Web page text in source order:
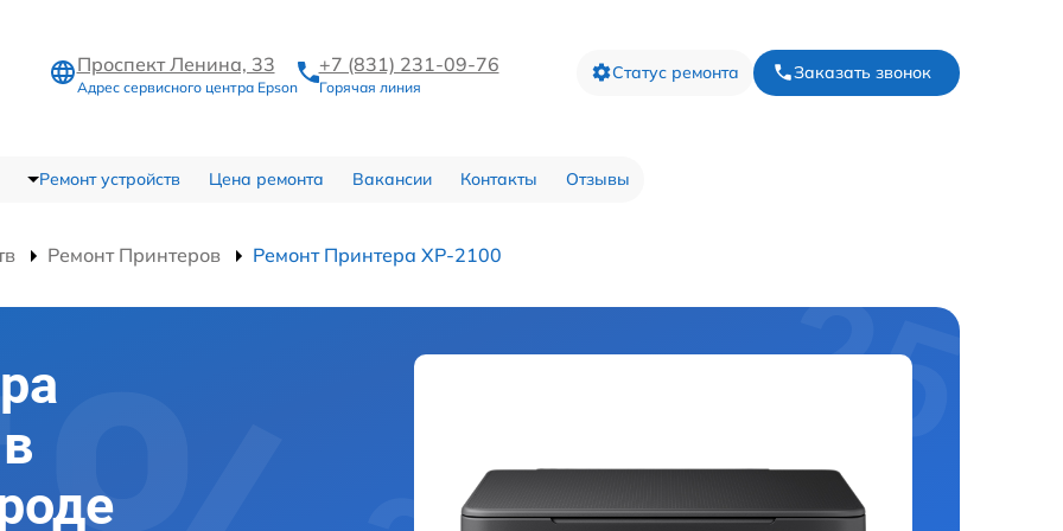
Проспект Ленина, 33
Адрес сервисного центра Epson
+7 (831) 231-09-76
Горячая линия
Статус ремонта Заказать звонок
Ремонт устройств Цена ремонта Вакансии Контакты Отзывы
Ремонт Принтеров Ремонт Принтера XP-2100